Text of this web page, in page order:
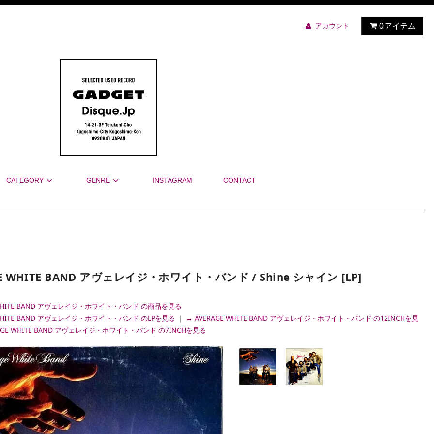
アカウント 0アイテム
CATEGORY GENRE INSTAGRAM CONTACT
WHITE BAND アヴェレイジ・ホワイト・バンド / Shine シャイン [LP]
BAND アヴェレイジ・ホワイト・バンド の商品を見る
BAND アヴェレイジ・ホワイト・バンド のLPを見る ｜
→ AVERAGE WHITE BAND アヴェレイジ・ホワイト・バンド の12INCHを見
WHITE BAND アヴェレイジ・ホワイト・バンド の7INCHを見る